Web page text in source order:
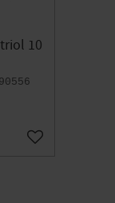
10
Gem som favorit